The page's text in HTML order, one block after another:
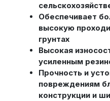
Обеспечивает
высокую
грунтах
Высокая
усиленным
Прочность и
повреждениям
конструкции и